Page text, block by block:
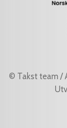
© Takst team /